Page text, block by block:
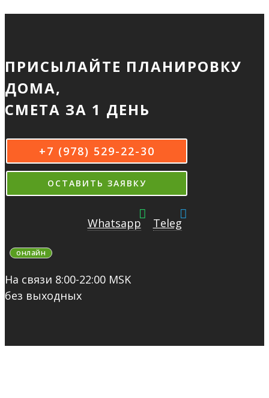
ПРИСЫЛАЙТЕ ПЛАНИРОВКУ
ДОМА,
СМЕТА ЗА 1 ДЕНЬ
+7 (978) 529-22-30
ОСТАВИТЬ ЗАЯВКУ
Whatsapp Teleg
онлайн
На связи 8:00-22:00 MSK
без выходных